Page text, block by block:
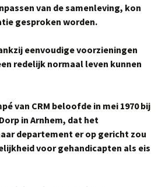
van de samenleving, kon
gesproken worden.
eenvoudige voorzieningen
redelijk normaal leven kunnen
van CRM beloofde in mei 1970 bij
in Arnhem, dat het
departement er op gericht zou
voor gehandicapten als eis